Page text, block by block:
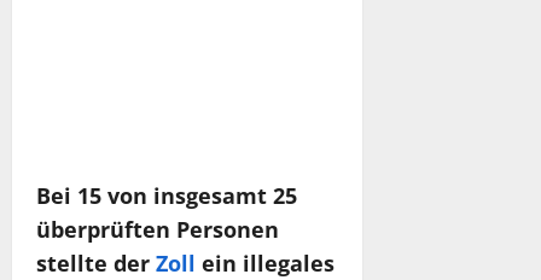
Bei 15 von insgesamt 25
überprüften Personen
stellte der Zoll ein illegales